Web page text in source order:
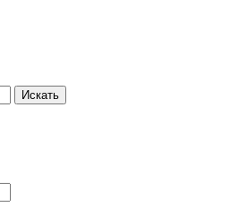
Искать